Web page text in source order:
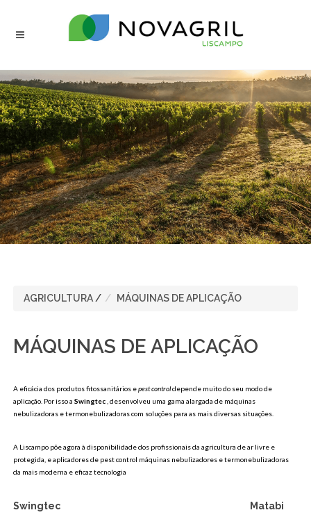
AGRICULTURA / MÁQUINAS DE APLICAÇÃO
MÁQUINAS DE APLICAÇÃO
A eficácia dos produtos fitossanitários epest controldepende muito do seu modo de
aplicação. Por isso aSwingtec , desenvolveu uma gama alargada de máquinas
nebulizadoras e termonebulizadoras com soluções para as mais diversas situações.
A Liscampo põe agora à disponibilidade dos profissionais da agricultura de ar livre e
protegida, e aplicadores de pest control máquinas nebulizadores e termonebulizadoras
da mais moderna e eficaz tecnologia
Swingtec Matabi